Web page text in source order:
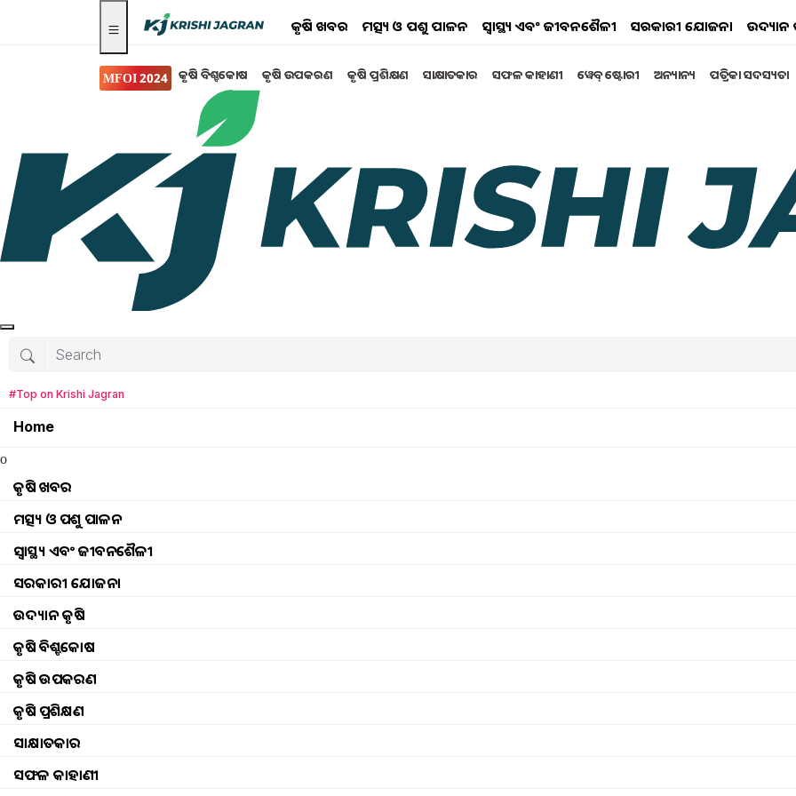
କୃଷି ଖବର ମତ୍ସ୍ୟ ଓ ପଶୁ ପାଳନ ସ୍ୱାସ୍ଥ୍ୟ ଏବଂ ଜୀବନଶୈଳୀ ସରକାରୀ ଯୋଜନା ଉଦ୍ୟାନ
MFOI 2024 କୃଷି ବିଶ୍ବକୋଷ କୃଷି ଉପକରଣ କୃଷି ପ୍ରଶିକ୍ଷଣ ସାକ୍ଷାତକାର ସଫଳ କାହାଣୀ ୱେବ୍ ଷ୍ଟୋରୀ ଅନ୍ୟାନ୍ୟ ପତ୍ରିକା ସଦସ୍ୟତା
#Top on Krishi Jagran
Home
o
କୃଷି ଖବର
ମତ୍ସ୍ୟ ଓ ପଶୁ ପାଳନ
ସ୍ୱାସ୍ଥ୍ୟ ଏବଂ ଜୀବନଶୈଳୀ
ସରକାରୀ ଯୋଜନା
ଉଦ୍ୟାନ କୃଷି
କୃଷି ବିଶ୍ବକୋଷ
କୃଷି ଉପକରଣ
କୃଷି ପ୍ରଶିକ୍ଷଣ
ସାକ୍ଷାତକାର
ସଫଳ କାହାଣୀ
ସରକାରୀ ସ୍କିମ
8th Pay Commission: ବେସିକ୍‌ ଦରମା ଓ ପେନସନ୍‌
ହୋଇପାରେ ବୃଦ୍ଧି !
ଅଷ୍ଟମ ବେତନ ଆୟୋଗର ମୁଖ୍ୟ ଉଦ୍ଦେଶ୍ୟ, ବର୍ତ୍ତମାନର ଅର୍ଥନୈତିକ ପରିସ୍ଥିତି ସହୁତ ମୁଦ୍ରାସ୍ଫୀତି ଏବଂ ଜୀବନଧାରଣ